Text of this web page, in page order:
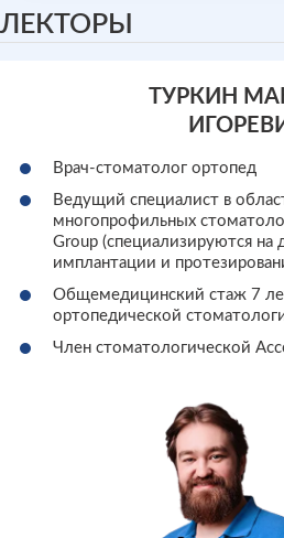
ЛЕКТОРЫ
ТУРКИН
Врач-стоматолог ортопед
Ведущий специалист в
многопрофильных
Group (специализируются на
имплантации и
Общемедицинский стаж 7
ортопедической
Член стоматологической